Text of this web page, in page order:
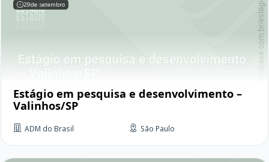
29de setembro
Estágio em pesquisa e desenvolvimento –
Valinhos/SP
ADM do Brasil São Paulo